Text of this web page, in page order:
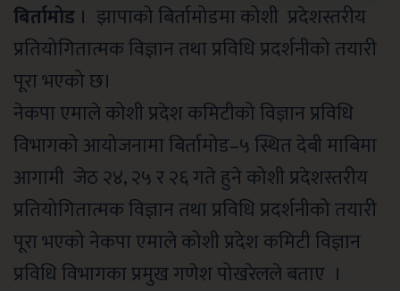
बिर्तामोड । झापाको बिर्तामोडमा कोशी प्रदेशस्तरीय
प्रतियोगितात्मक विज्ञान तथा प्रविधि प्रदर्शनीको तयारी
पूरा भएको छ।
नेकपा एमाले कोशी प्रदेश कमिटीको विज्ञान प्रविधि
विभागको आयोजनामाबिर्तामोड–५ स्थित देबी माबिमा
आगामी जेठ २४, २५ र २६ गते हुने कोशी प्रदेशस्तरीय
प्रतियोगितात्मक विज्ञान तथा प्रविधि प्रदर्शनीको तयारी
पूरा भएकोनेकपा एमाले कोशी प्रदेश कमिटी विज्ञान
प्रविधिविभागका प्रमुख गणेश पोखरेलले बताए ।